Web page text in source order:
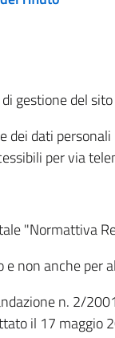
gestione del
dati
per via
"Normattiva
e non anche
n. 2/
il 17 maggio